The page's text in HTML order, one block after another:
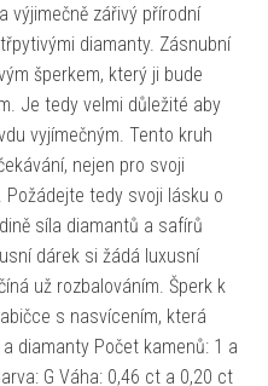
výjimečně zářivý přírodní
diamanty. Zásnubní
šperkem, který ji bude
Je tedy velmi důležité aby
vyjímečným. Tento kruh
nejen pro svoji
tedy svoji lásku o
síla diamantů a safírů
dárek si žádá luxusní
už rozbalováním. Šperk k
s nasvícením, která
diamanty Počet kamenů: 1 a
G Váha: 0,46 ct a 0,20 ct